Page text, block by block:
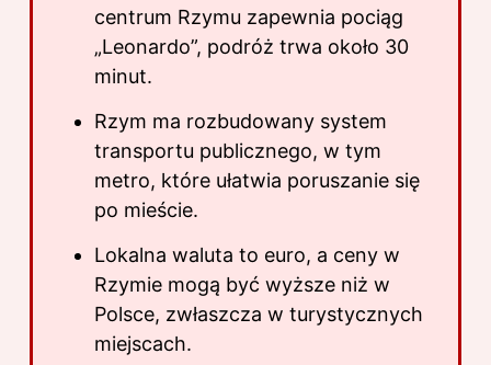
centrum Rzymu zapewnia pociąg
„Leonardo”, podróż trwa około 30
minut.
Rzym ma rozbudowany system
transportu publicznego, w tym
metro, które ułatwia poruszanie się
po mieście.
Lokalna waluta to euro, a ceny w
Rzymie mogą być wyższe niż w
Polsce, zwłaszcza w turystycznych
miejscach.